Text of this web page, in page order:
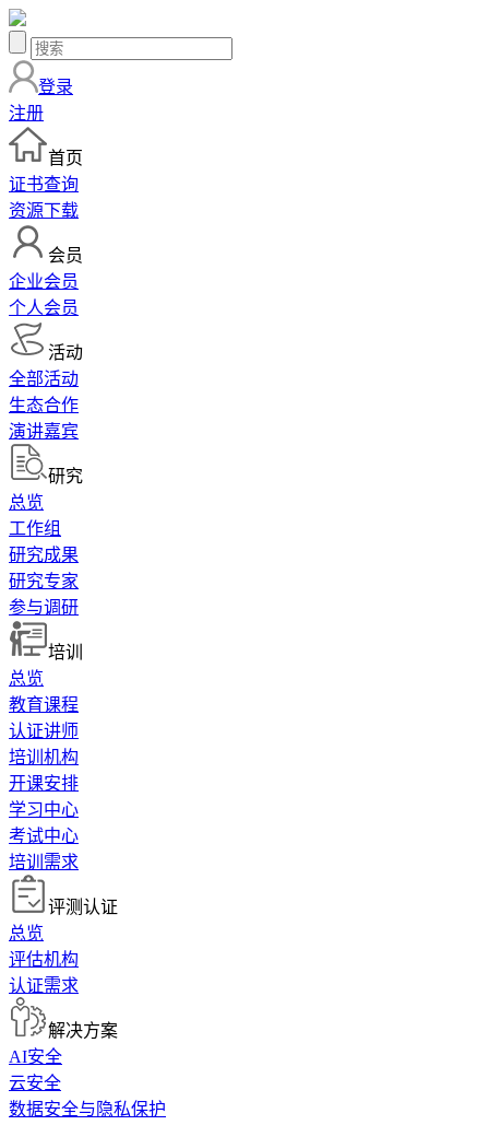
登录
注册
首页
证书查询
资源下载
会员
企业会员
个人会员
活动
全部活动
生态合作
演讲嘉宾
研究
总览
工作组
研究成果
研究专家
参与调研
培训
总览
教育课程
认证讲师
培训机构
开课安排
学习中心
考试中心
培训需求
评测认证
总览
评估机构
认证需求
解决方案
AI安全
云安全
数据安全与隐私保护